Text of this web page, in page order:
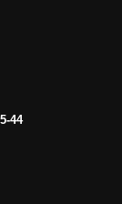
44